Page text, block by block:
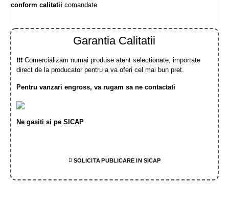
conform calitatii comandate
Garantia Calitatii
❗❗❗ Comercializam numai produse atent selectionate, importate
direct de la producator pentru a va oferi cel mai bun pret.
Pentru vanzari engross, va rugam sa ne contactati
Ne gasiti si pe SICAP
SOLICITA PUBLICARE IN SICAP